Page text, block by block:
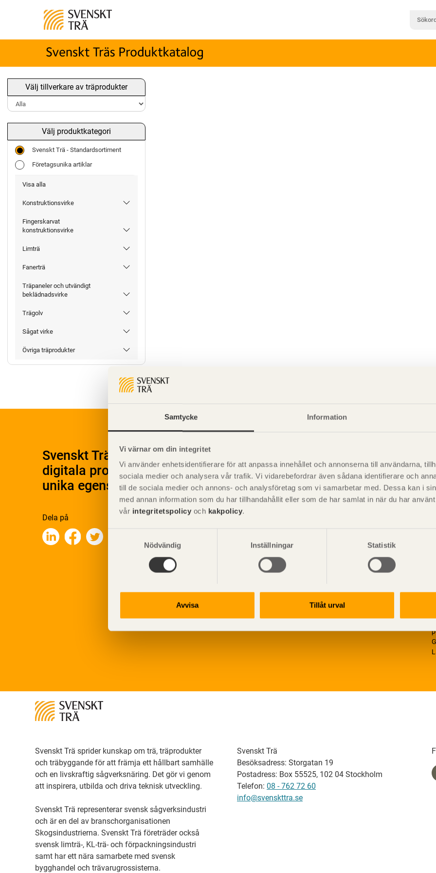
Samtycke Information
Vi värnar om din integritet
Vi använder enhetsidentifierare för att anpassa innehållet och annonserna till användarna,
sociala medier och analysera vår trafik. Vi vidarebefordrar även sådana identifierare och
till de sociala medier och annons- och analysföretag som vi samarbetar med. Dessa kan i
med annan information som du har tillhandahållit eller som de har samlat in när du har
vår integritetspolicy och kakpolicy.
Nödvändig
Inställningar Statistik
Avvisa Tillåt urval
Välj tillverkare av träprodukter
Välj produktkategori
Svenskt Trä - Standardsortiment
Företagsunika artiklar
Visa alla
Konstruktionsvirke
Fingerskarvat
konstruktionsvirke
Limträ
Fanerträ
Träpaneler och utvändigt
beklädnadsvirke
Trägolv
Sågat virke
Övriga träprodukter
Svenskt Träs Produktkatalog är svensk sågverksnärings
digitala produktkatalog för att beskriva träprodukter och deras
unika egenskaper.
Dela på
Svenskt Trä sprider kunskap om trä, träprodukter
och träbyggande för att främja ett hållbart samhälle
och en livskraftig sågverksnäring. Det gör vi genom
att inspirera, utbilda och driva teknisk utveckling.
Svenskt Trä representerar svensk sågverksindustri
och är en del av branschorganisationen
Skogsindustrierna. Svenskt Trä företräder också
svensk limträ-, KL-trä- och förpackningsindustri
samt har ett nära samarbete med svensk
bygghandel och trävarugrossisterna.
Svenskt Trä
Besöksadress: Storgatan 19
Postadress: Box 55525, 102 04 Stockholm
Telefon: 08 - 762 72 60
info@svenskttra.se